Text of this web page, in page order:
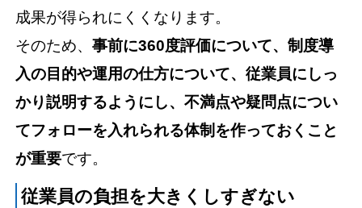
成果が得られにくくなります。
そのため、事前に360度評価について、制度導
入の目的や運用の仕方について、従業員にしっ
かり説明するようにし、不満点や疑問点につい
てフォローを入れられる体制を作っておくこと
が重要です。
従業員の負担を大きくしすぎない